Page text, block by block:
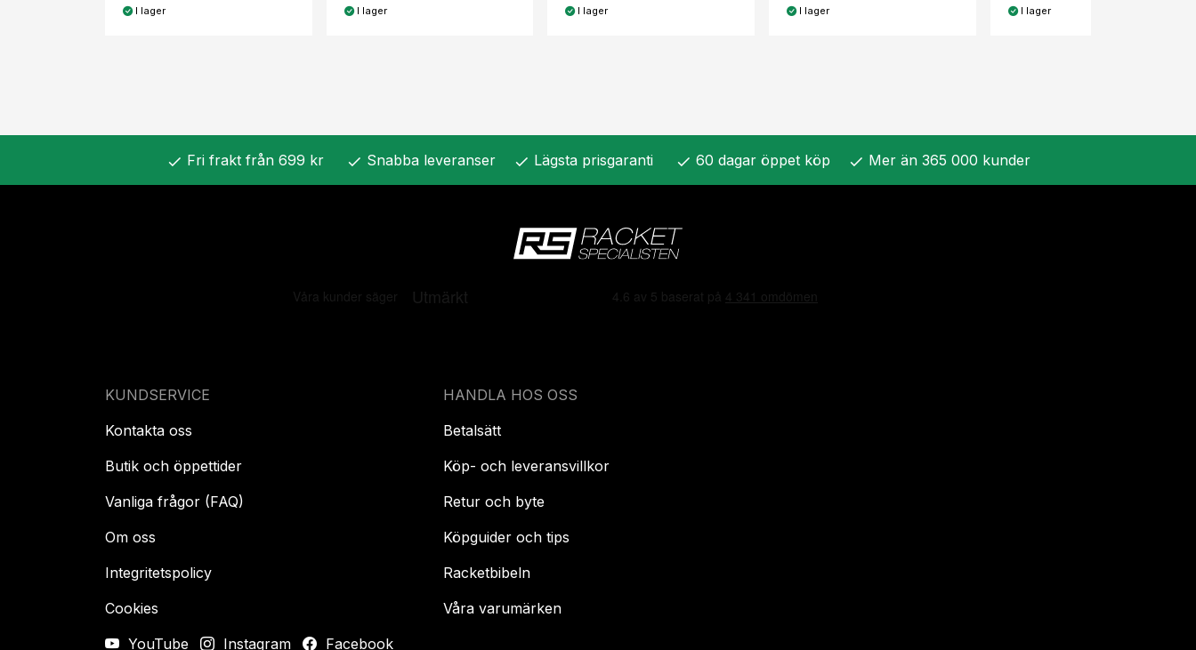
I lager I lager I lager I lager I lager
check Fri frakt från 699 kr check Snabba leveranser check Lägsta prisgaranti check 60 dagar öppet köp check Mer än 365 000 kunder
KUNDSERVICE
Kontakta oss
Butik och öppettider
Vanliga frågor (FAQ)
Om oss
Integritetspolicy
Cookies
YouTube
Instagram Facebook
HANDLA HOS OSS
Betalsätt
Köp- och leveransvillkor
Retur och byte
Köpguider och tips
Racketbibeln
Våra varumärken